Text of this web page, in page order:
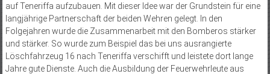
auf Teneriffa aufzubauen. Mit dieser Idee war der Grundstein für eine
langjährige Partnerschaft der beiden Wehren gelegt. In den
Folgejahren wurde die Zusammenarbeit mit den Bomberos stärker
und stärker. So wurde zum Beispiel das bei uns ausrangierte
Löschfahrzeug 16 nach Teneriffa verschifft und leistete dort lange
Jahre gute Dienste. Auch die Ausbildung der Feuerwehrleute aus